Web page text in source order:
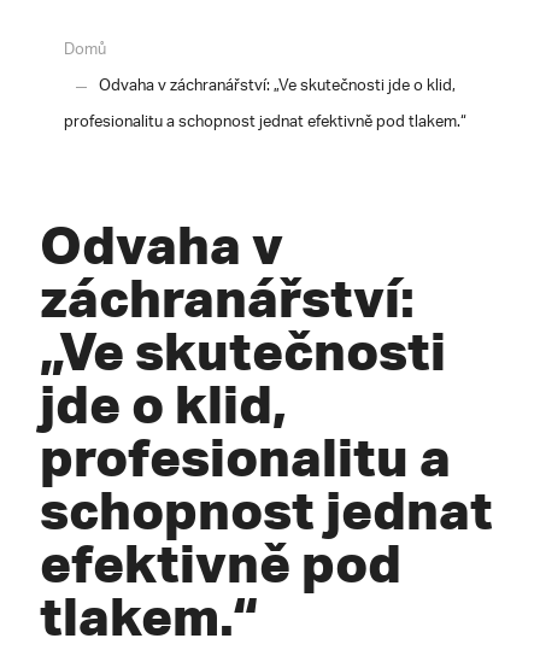
Domů
Odvaha v záchranářství: „Ve skutečnosti jde o klid,
profesionalitu a schopnost jednat efektivně pod tlakem.“
Odvaha v
záchranářství:
„Ve skutečnosti
jde o klid,
profesionalitu a
schopnost jednat
efektivně pod
tlakem.“